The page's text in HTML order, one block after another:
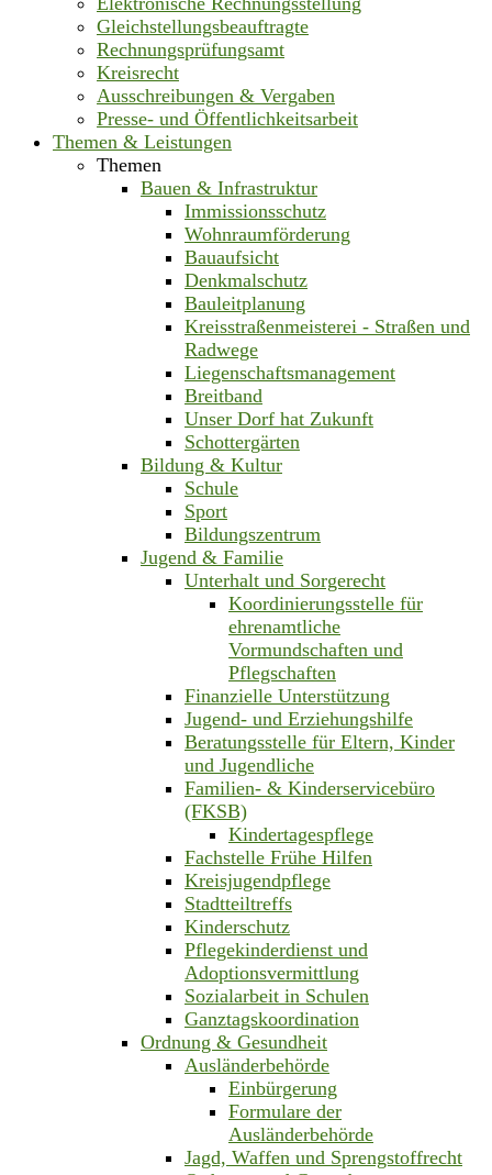
Gleichstellungsbeauftragte
Rechnungsprüfungsamt
Kreisrecht
Ausschreibungen & Vergaben
Presse- und Öffentlichkeitsarbeit
Themen & Leistungen
Themen
Bauen & Infrastruktur
Immissionsschutz
Wohnraumförderung
Bauaufsicht
Denkmalschutz
Bauleitplanung
Kreisstraßenmeisterei - Straßen und
Radwege
Liegenschaftsmanagement
Breitband
Unser Dorf hat Zukunft
Schottergärten
Bildung & Kultur
Schule
Sport
Bildungszentrum
Jugend & Familie
Unterhalt und Sorgerecht
Koordinierungsstelle für
ehrenamtliche
Vormundschaften und
Pflegschaften
Finanzielle Unterstützung
Jugend- und Erziehungshilfe
Beratungsstelle für Eltern, Kinder
und Jugendliche
Familien- & Kinderservicebüro
(FKSB)
Kindertagespflege
Fachstelle Frühe Hilfen
Kreisjugendpflege
Stadtteiltreffs
Kinderschutz
Pflegekinderdienst und
Adoptionsvermittlung
Sozialarbeit in Schulen
Ganztagskoordination
Ordnung & Gesundheit
Ausländerbehörde
Einbürgerung
Formulare der
Ausländerbehörde
Jagd, Waffen und Sprengstoffrecht